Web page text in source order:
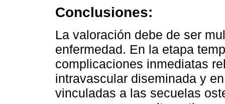
Conclusiones:
La valoración debe de ser
enfermedad. En la etapa
complicaciones inmediatas
intravascular diseminada y
vinculadas a las secuelas